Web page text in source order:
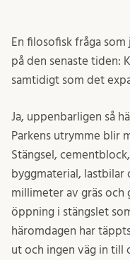
En filosofisk fråga
på den senaste tiden:
samtidigt som det
Ja, uppenbarligen så
Parkens utrymme blir
Stängsel,
byggmaterial, lastbilar
millimeter av gräs och
öppning i stängslet
häromdagen har
ut och ingen väg in till